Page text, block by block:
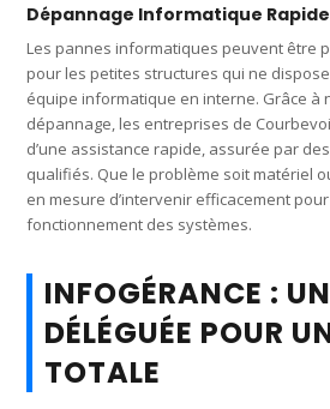
Dépannage Informatique Rapide
Les pannes informatiques peuvent être
pour les petites structures qui ne
équipe informatique en interne. Grâce à
dépannage, les entreprises de
d’une assistance rapide, assurée par
qualifiés. Que le problème soit matériel
en mesure d’intervenir efficacement
fonctionnement des systèmes.
INFOGÉRANCE :
DÉLÉGUÉE POUR
TOTALE